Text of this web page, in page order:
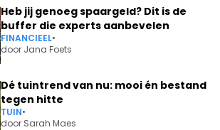
Heb jij genoeg spaargeld? Dit is de
buffer die experts aanbevelen
FINANCIEEL•
door Jana Foets
Dé tuintrend van nu: mooi én bestand
tegen hitte
TUIN•
door Sarah Maes